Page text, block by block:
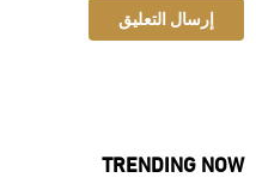
TRENDING NOW